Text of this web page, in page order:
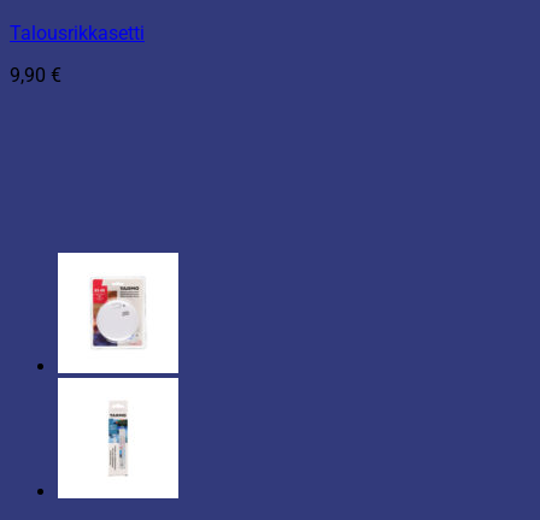
Talousrikkasetti
9,90 €